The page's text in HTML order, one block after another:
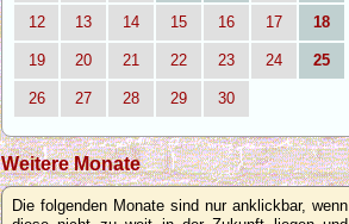
12 13 14 15 16 17 18
19 20 21 22 23 24 25
26 27 28 29 30
Weitere Monate
Die folgenden Monate sind nur anklickbar, wenn